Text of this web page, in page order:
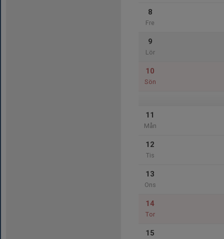
8
Fre
9
Lör
10
Sön
11
Mån
12
Tis
13
Ons
14
Tor
15